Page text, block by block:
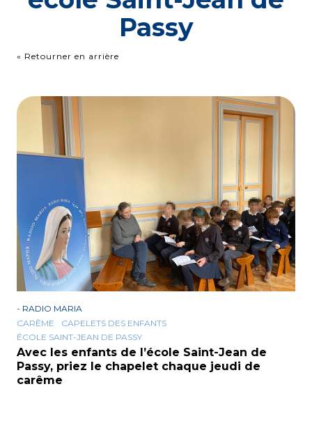
Passy
« Retourner en arrière
- RADIO MARIA
CARÊME
CAPELETS DES ENFANTS
ÉCOLE SAINT-JEAN DE PASSY
Avec les enfants de l’école Saint-Jean de
Passy, priez le chapelet chaque jeudi de
carême